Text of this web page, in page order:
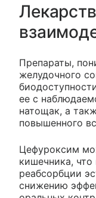
Препараты,
желудочного
ее с
натощак, а
повышенного
Цефуроксим
кишечника,
реабсорбции
снижению